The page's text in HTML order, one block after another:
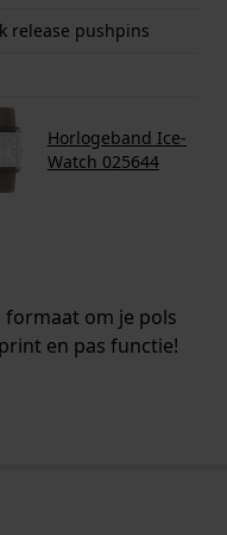
release pushpins
Horlogeband Ice-
Watch 025644
om je pols
en pas functie!